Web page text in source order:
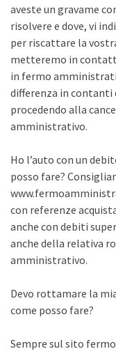
aveste un gravame
risolvere e dove, vi
per riscattare la
metteremo in
in fermo
differenza in contanti
procedendo alla
amministrativo.
Ho l’auto con un
posso fare?
con referenze
anche con debiti
anche della relativa
amministrativo.
Devo rottamare la
come posso fare?
Sempre sul sito